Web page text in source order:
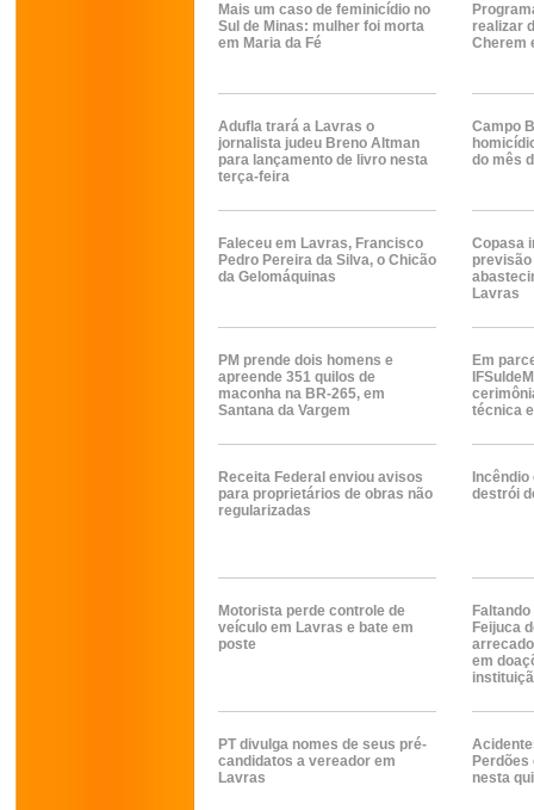
Mais um caso de feminicídio no
Sul de Minas: mulher foi morta
em Maria da Fé
realizar
Cherem
Adufla trará a Lavras o
jornalista judeu Breno Altman
para lançamento de livro nesta
terça-feira
Campo
do mês
Faleceu em Lavras, Francisco
Pedro Pereira da Silva, o Chicão
da Gelomáquinas
Copasa
Lavras
PM prende dois homens e
apreende 351 quilos de
maconha na BR-265, em
Santana da Vargem
Em
técnica
Receita Federal enviou avisos
para proprietários de obras não
regularizadas
destrói
Motorista perde controle de
veículo em Lavras e bate em
poste
Feijuca
em
PT divulga nomes de seus pré-
candidatos a vereador em
Lavras
Perdões
nesta